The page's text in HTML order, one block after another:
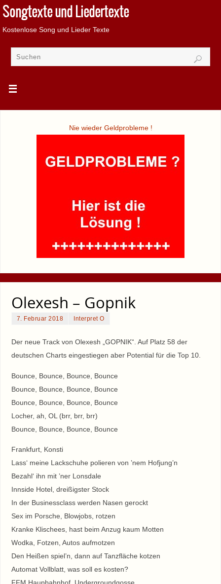
Songtexte und Liedertexte
Kostenlose Song und Lieder Texte
Nie wieder Geldprobleme !
Olexesh – Gopnik
7. Februar 2018 Interpret O
Der neue Track von Olexesh „GOPNIK“. Auf Platz 58 der
deutschen Charts eingestiegen aber Potential für die Top 10.
Bounce, Bounce, Bounce, Bounce
Bounce, Bounce, Bounce, Bounce
Bounce, Bounce, Bounce, Bounce
Locher, ah, OL (brr, brr, brr)
Bounce, Bounce, Bounce, Bounce
Frankfurt, Konsti
Lass‘ meine Lackschuhe polieren von ’nem Hofjung’n
Bezahl‘ ihn mit ’ner Lonsdale
Innside Hotel, dreißigster Stock
In der Businessclass werden Nasen gerockt
Sex im Porsche, Blowjobs, rotzen
Kranke Klischees, hast beim Anzug kaum Motten
Wodka, Fotzen, Autos aufmotzen
Den Heißen spiel’n, dann auf Tanzfläche kotzen
Automat Vollblatt, was soll es kosten?